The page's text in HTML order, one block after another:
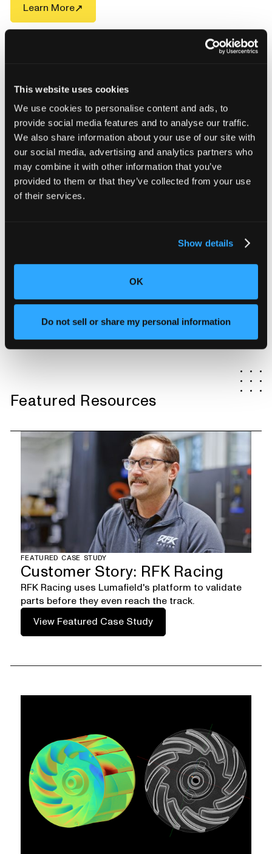
This website uses cookies
We use cookies to personalise content and ads, to
provide social media features and to analyse our traffic.
We also share information about your use of our site with
our social media, advertising and analytics partners who
may combine it with other information that you’ve
provided to them or that they’ve collected from your use
of their services.
Show details
OK
Do not sell or share my personal information
Learn More
Tritonのハイスループット産業用CTスキャナーは、生
Learn More
Featured Resources
FEATURED CASE STUDY
Customer Story: RFK Racing
RFK Racing uses Lumafield's platform to validate
parts before they even reach the track.
View Featured Case Study